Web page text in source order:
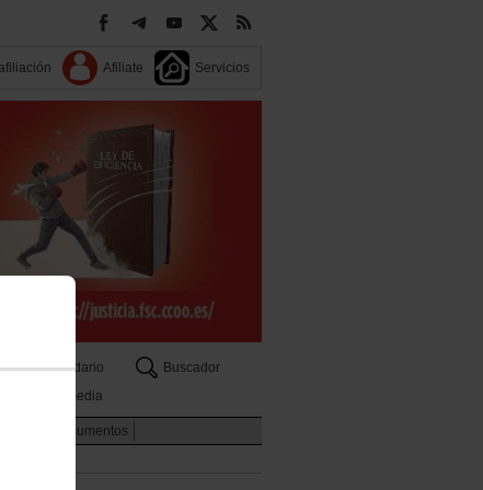
Afiliate Servicios
Calendario
Buscador
Multimedia
Documentos